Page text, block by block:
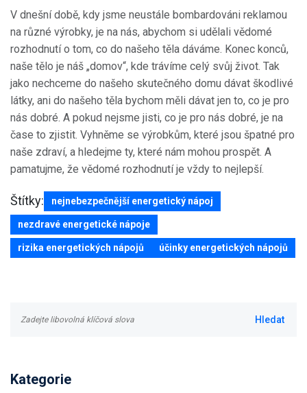
V dnešní době, kdy jsme neustále bombardováni reklamou
na různé výrobky, je na nás, abychom si udělali vědomé
rozhodnutí o tom, co do našeho těla dáváme. Konec konců,
naše tělo je náš „domov“, kde trávíme celý svůj život. Tak
jako nechceme do našeho skutečného domu dávat škodlivé
látky, ani do našeho těla bychom měli dávat jen to, co je pro
nás dobré. A pokud nejsme jisti, co je pro nás dobré, je na
čase to zjistit. Vyhněme se výrobkům, které jsou špatné pro
naše zdraví, a hledejme ty, které nám mohou prospět. A
pamatujme, že vědomé rozhodnutí je vždy to nejlepší.
Štítky: nejnebezpečnější energetický nápoj
nezdravé energetické nápoje
rizika energetických nápojů účinky energetických nápojů
Kategorie